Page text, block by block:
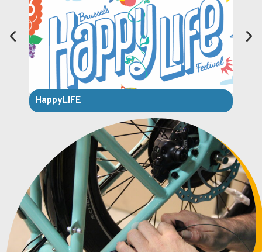
HappyLIFE